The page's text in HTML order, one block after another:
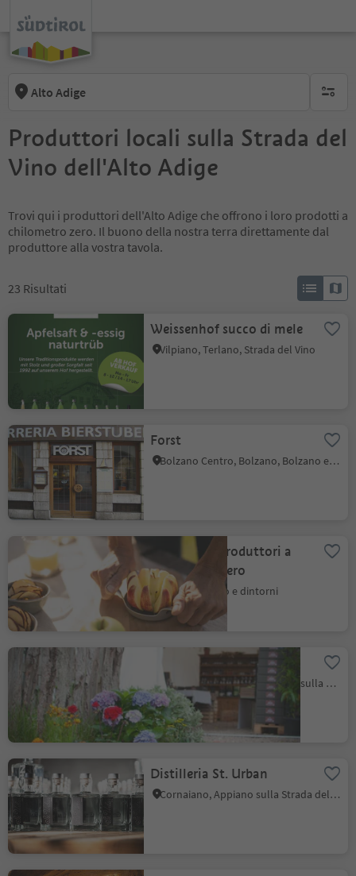
Alto Adige
Produttori locali sulla Strada del
Vino dell'Alto Adige
Trovi qui i produttori dell'Alto Adige che offrono i loro prodotti a
chilometro zero. Il buono della nostra terra direttamente dal
produttore alla vostra tavola.
23 Risultati
Weissenhof succo di mele
Vilpiano, Terlano, Strada del Vino
Forst
Bolzano Centro, Bolzano, Bolzano e dintorni
Klasenhof: Produttori a
chilometro zero
Nalles, Merano e dintorni
Überetscher Bauernladen
S. Michele - Appiano, Appiano sulla Strada del Vino, Strada del Vino
Distilleria St. Urban
Cornaiano, Appiano sulla Strada del Vino, Strada del Vino